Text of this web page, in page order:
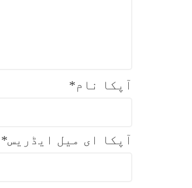
آپکا نام*
آپکا ای میل ایڈریس*